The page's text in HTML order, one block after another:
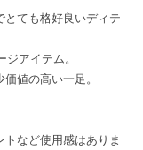
ても格好良いディテ
アイテム。
値の高い一足。
など使用感はありま